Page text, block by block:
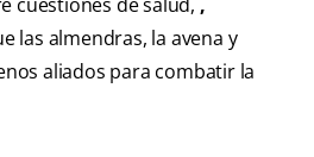
las almendras, la avena y
aliados para combatir la